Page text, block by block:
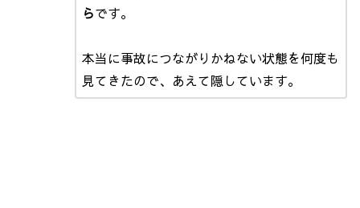
らです。
本当に事故につながりかねない状態を何度も
見てきたので、あえて隠しています。